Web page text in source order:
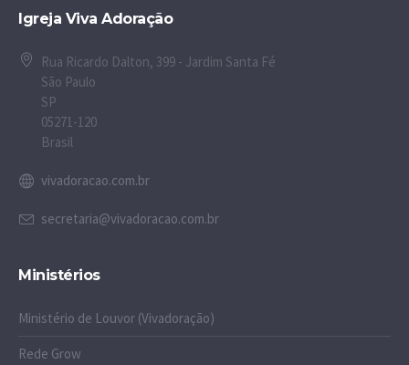
Igreja Viva Adoração
Rua Ricardo Dalton, 399 - Jardim Santa Fé
São Paulo
SP
05271-120
Brasil
vivadoracao.com.br
secretaria@vivadoracao.com.br
Ministérios
Ministério de Louvor (Vivadoração)
Rede Grow